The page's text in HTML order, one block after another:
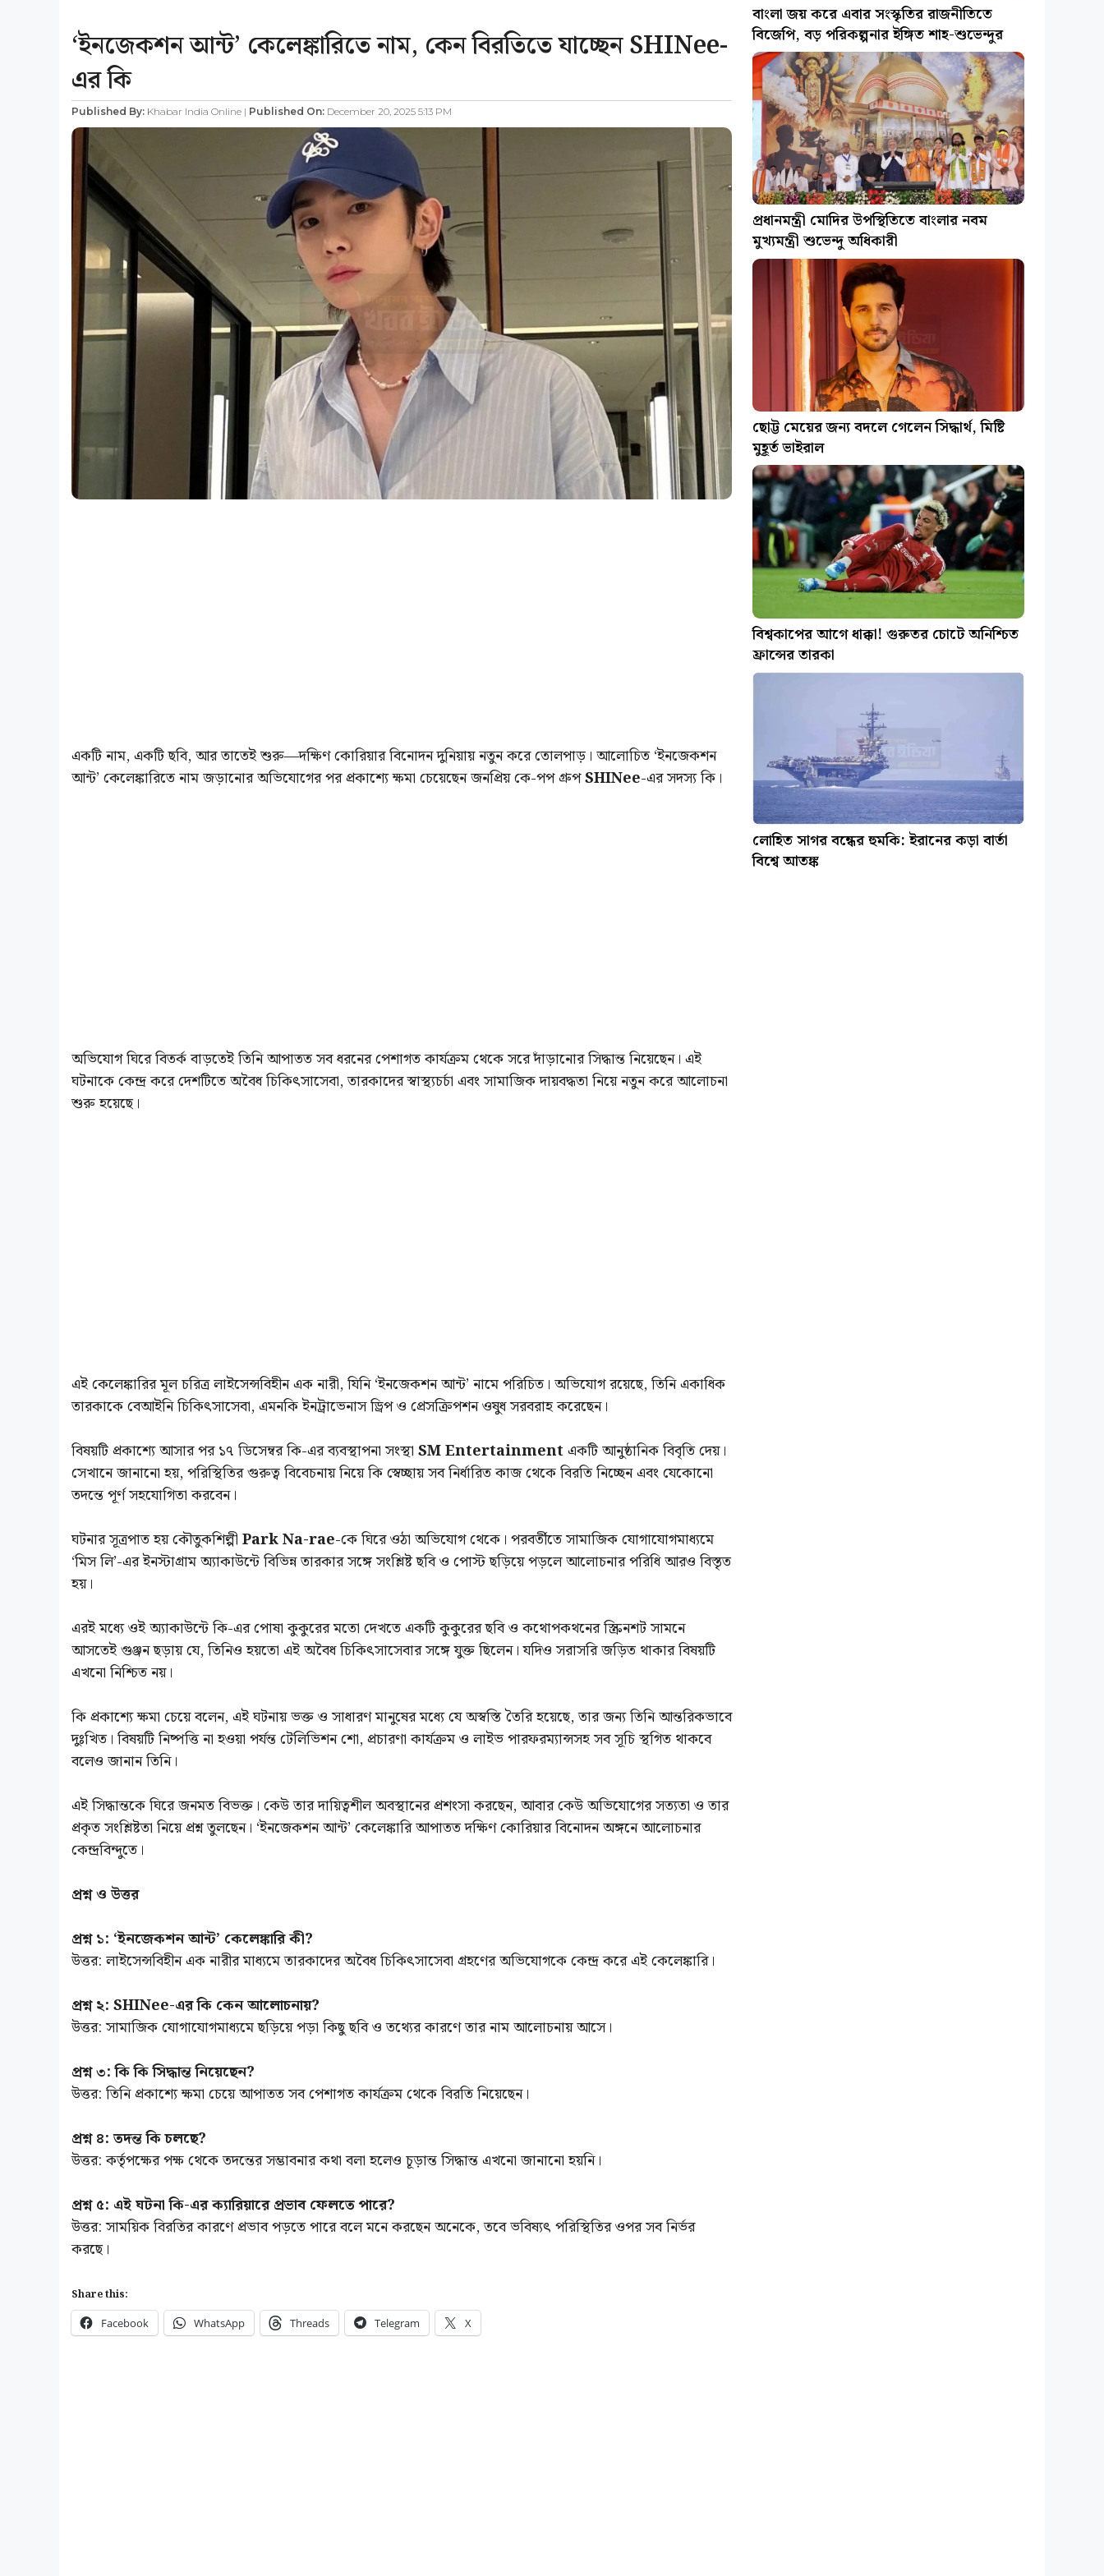
‘ইনজেকশন আন্ট’ কেলেঙ্কারিতে নাম, কেন বিরতিতে যাচ্ছেন SHINee-
এর কি
Published By: Khabar India Online | Published On: December 20, 2025 5:13 PM
একটি নাম, একটি ছবি, আর তাতেই শুরু—দক্ষিণ কোরিয়ার বিনোদন দুনিয়ায় নতুন করে তোলপাড়। আলোচিত ‘ইনজেকশন
আন্ট’ কেলেঙ্কারিতে নাম জড়ানোর অভিযোগের পর প্রকাশ্যে ক্ষমা চেয়েছেন জনপ্রিয় কে-পপ গ্রুপSHINee-এর সদস্য কি।
অভিযোগ ঘিরে বিতর্ক বাড়তেই তিনি আপাতত সব ধরনের পেশাগত কার্যক্রম থেকে সরে দাঁড়ানোর সিদ্ধান্ত নিয়েছেন। এই
ঘটনাকে কেন্দ্র করে দেশটিতে অবৈধ চিকিৎসাসেবা, তারকাদের স্বাস্থ্যচর্চা এবং সামাজিক দায়বদ্ধতা নিয়ে নতুন করে আলোচনা
শুরু হয়েছে।
এই কেলেঙ্কারির মূল চরিত্র লাইসেন্সবিহীন এক নারী, যিনি ‘ইনজেকশন আন্ট’ নামে পরিচিত। অভিযোগ রয়েছে, তিনি একাধিক
তারকাকে বেআইনি চিকিৎসাসেবা, এমনকি ইনট্রাভেনাস ড্রিপ ও প্রেসক্রিপশন ওষুধ সরবরাহ করেছেন।
বিষয়টি প্রকাশ্যে আসার পর ১৭ ডিসেম্বর কি-এর ব্যবস্থাপনা সংস্থা SM Entertainmentএকটি আনুষ্ঠানিক বিবৃতি দেয়।
সেখানে জানানো হয়, পরিস্থিতির গুরুত্ব বিবেচনায় নিয়ে কি স্বেচ্ছায় সব নির্ধারিত কাজ থেকে বিরতি নিচ্ছেন এবং যেকোনো
তদন্তে পূর্ণ সহযোগিতা করবেন।
ঘটনার সূত্রপাত হয় কৌতুকশিল্পী Park Na-rae-কে ঘিরে ওঠা অভিযোগ থেকে। পরবর্তীতে সামাজিক যোগাযোগমাধ্যমে
‘মিস লি’-এর ইনস্টাগ্রাম অ্যাকাউন্টে বিভিন্ন তারকার সঙ্গে সংশ্লিষ্ট ছবি ও পোস্ট ছড়িয়ে পড়লে আলোচনার পরিধি আরও বিস্তৃত
হয়।
এরই মধ্যে ওই অ্যাকাউন্টে কি-এর পোষা কুকুরের মতো দেখতে একটি কুকুরের ছবি ও কথোপকথনের স্ক্রিনশট সামনে
আসতেই গুঞ্জন ছড়ায় যে, তিনিও হয়তো এই অবৈধ চিকিৎসাসেবার সঙ্গে যুক্ত ছিলেন। যদিও সরাসরি জড়িত থাকার বিষয়টি
এখনো নিশ্চিত নয়।
কি প্রকাশ্যে ক্ষমা চেয়ে বলেন, এই ঘটনায় ভক্ত ও সাধারণ মানুষের মধ্যে যে অস্বস্তি তৈরি হয়েছে, তার জন্য তিনি আন্তরিকভাবে
দুঃখিত। বিষয়টি নিষ্পত্তি না হওয়া পর্যন্ত টেলিভিশন শো, প্রচারণা কার্যক্রম ও লাইভ পারফরম্যান্সসহ সব সূচি স্থগিত থাকবে
বলেও জানান তিনি।
এই সিদ্ধান্তকে ঘিরে জনমত বিভক্ত। কেউ তার দায়িত্বশীল অবস্থানের প্রশংসা করছেন, আবার কেউ অভিযোগের সত্যতা ও তার
প্রকৃত সংশ্লিষ্টতা নিয়ে প্রশ্ন তুলছেন। ‘ইনজেকশন আন্ট’ কেলেঙ্কারি আপাতত দক্ষিণ কোরিয়ার বিনোদন অঙ্গনে আলোচনার
কেন্দ্রবিন্দুতে।
প্রশ্ন ও উত্তর
প্রশ্ন ১: ‘ইনজেকশন আন্ট’ কেলেঙ্কারি কী?
উত্তর: লাইসেন্সবিহীন এক নারীর মাধ্যমে তারকাদের অবৈধ চিকিৎসাসেবা গ্রহণের অভিযোগকে কেন্দ্র করে এই কেলেঙ্কারি।
প্রশ্ন ২: SHINee-এর কি কেন আলোচনায়?
উত্তর: সামাজিক যোগাযোগমাধ্যমে ছড়িয়ে পড়া কিছু ছবি ও তথ্যের কারণে তার নাম আলোচনায় আসে।
প্রশ্ন ৩: কি কি সিদ্ধান্ত নিয়েছেন?
উত্তর: তিনি প্রকাশ্যে ক্ষমা চেয়ে আপাতত সব পেশাগত কার্যক্রম থেকে বিরতি নিয়েছেন।
প্রশ্ন ৪: তদন্ত কি চলছে?
উত্তর: কর্তৃপক্ষের পক্ষ থেকে তদন্তের সম্ভাবনার কথা বলা হলেও চূড়ান্ত সিদ্ধান্ত এখনো জানানো হয়নি।
প্রশ্ন ৫: এই ঘটনা কি-এর ক্যারিয়ারে প্রভাব ফেলতে পারে?
উত্তর: সাময়িক বিরতির কারণে প্রভাব পড়তে পারে বলে মনে করছেন অনেকে, তবে ভবিষ্যৎ পরিস্থিতির ওপর সব নির্ভর
করছে।
Share this:
Facebook WhatsApp Threads Telegram X
বাংলা জয় করে এবার সংস্কৃতির রাজনীতিতে
বিজেপি, বড় পরিকল্পনার ইঙ্গিত শাহ-শুভেন্দুর
প্রধানমন্ত্রী মোদির উপস্থিতিতে বাংলার নবম
মুখ্যমন্ত্রী শুভেন্দু অধিকারী
ছোট্ট মেয়ের জন্য বদলে গেলেন সিদ্ধার্থ, মিষ্টি
মুহূর্ত ভাইরাল
বিশ্বকাপের আগে ধাক্কা! গুরুতর চোটে অনিশ্চিত
ফ্রান্সের তারকা
লোহিত সাগর বন্ধের হুমকি: ইরানের কড়া বার্তা
বিশ্বে আতঙ্ক